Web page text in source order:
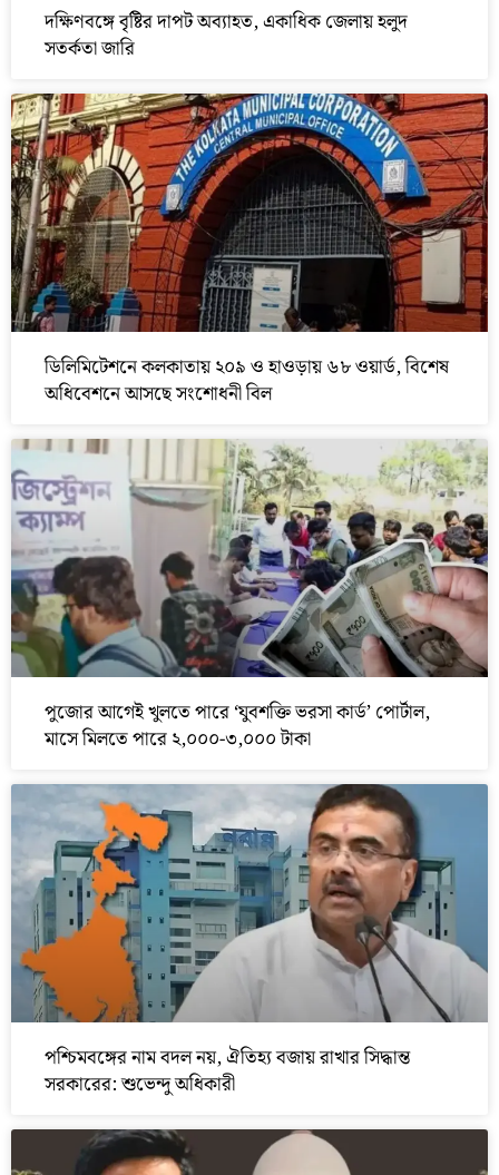
দক্ষিণবঙ্গে বৃষ্টির দাপট অব্যাহত, একাধিক জেলায় হলুদ
সতর্কতা জারি
ডিলিমিটেশনে কলকাতায় ২০৯ ও হাওড়ায় ৬৮ ওয়ার্ড, বিশেষ
অধিবেশনে আসছে সংশোধনী বিল
পুজোর আগেই খুলতে পারে ‘যুবশক্তি ভরসা কার্ড’ পোর্টাল,
মাসে মিলতে পারে ২,০০০-৩,০০০ টাকা
পশ্চিমবঙ্গের নাম বদল নয়, ঐতিহ্য বজায় রাখার সিদ্ধান্ত
সরকারের: শুভেন্দু অধিকারী